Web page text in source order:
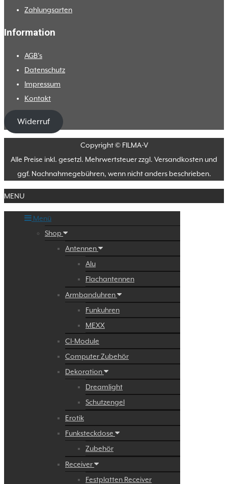
Zahlungsarten
Information
AGB’s
Datenschutz
Impressum
Kontakt
Widerruf
Copyright © FILMA-V
Alle Preise inkl. gesetzl. Mehrwertsteuer zzgl. Versandkosten und
ggf. Nachnahmegebühren, wenn nicht anders beschrieben.
MENU
Menü
Shop
Antennen
Alu
Flachantennen
Armbanduhren
Funkuhren
MEXX
CI-Module
Computer Zubehör
Dekoration
Dreamlight
Schutzengel
Erotik
Funksteckdose
Zubehör
Receiver
Festplatten Receiver